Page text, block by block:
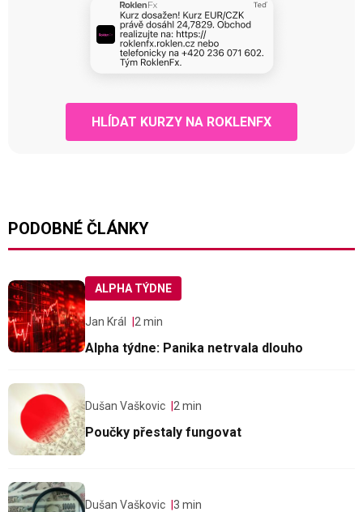
HLÍDAT KURZY NA ROKLENFX
PODOBNÉ ČLÁNKY
ALPHA TÝDNE
Jan Král 2 min
Alpha týdne: Panika netrvala dlouho
Dušan Vaškovic 2 min
Poučky přestaly fungovat
Dušan Vaškovic 3 min